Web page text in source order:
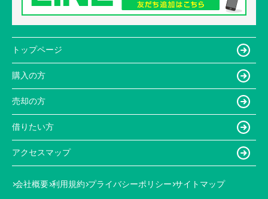
トップページ
購入の方
売却の方
借りたい方
アクセスマップ
会社概要 利用規約 プライバシーポリシー サイトマップ